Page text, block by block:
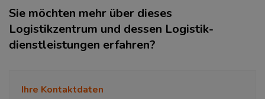
Sie möchten mehr über dieses
Logistikzentrum und dessen Logistik­
dienstleistungen erfahren?
Ihre Kontaktdaten